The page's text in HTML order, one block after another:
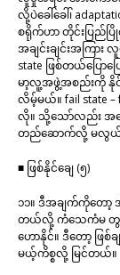
လို့ပဲခေါ်ခေါ်၊
စရိုက်ဟာ တိုင်းပြည်ပ
အချင်းချင်းအကြာ
state ဖြစ်တယ်ပြောပ
မာ့လူ့အဖွဲ့အစည်းကို နိုင်
လိမ့်မယ်။ fail state –
လို။ သို့သော်လည်း အခ
တည်ဆောက်လို့ မလွယ်လ
■ ဖြစ်နိုင်ချေ (၅)
၁၁။ ဒီအချက်ကိုတော့
တယ်လို့ ကံသေကံမ တွက်
ဟောနိုင်။ ဒီတော့ ဖြစ်
မယ့်ကိစ္စလို့ မြင်တယ်။